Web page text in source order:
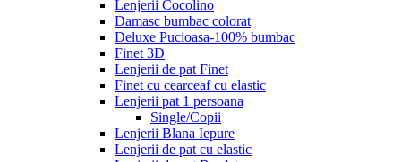
Lenjerii Cocolino
Damasc bumbac colorat
Deluxe Pucioasa-100% bumbac
Finet 3D
Lenjerii de pat Finet
Finet cu cearceaf cu elastic
Lenjerii pat 1 persoana
Single/Copii
Lenjerii Blana Iepure
Lenjerii de pat cu elastic